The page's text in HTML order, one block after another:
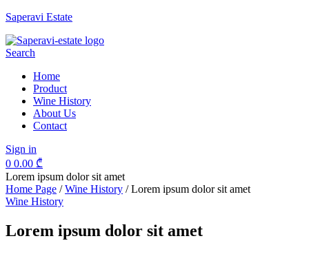
Saperavi Estate
Menu
Search
Home
Product
Wine History
About Us
Contact
Sign in
0 0.00 ₾
Lorem ipsum dolor sit amet
Home Page / Wine History /Lorem ipsum dolor sit amet
Categories
Wine History
Lorem ipsum dolor sit amet